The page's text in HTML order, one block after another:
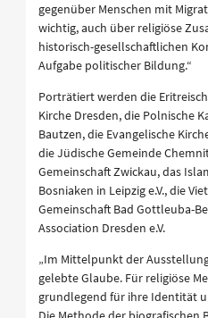
gegenüber Menschen mit
wichtig, auch über religiöse
historisch-gesellschaftlichen
Aufgabe politischer Bildung.“
Porträtiert werden die
Kirche Dresden, die Polnische
Bautzen, die Evangelische
die Jüdische Gemeinde
Gemeinschaft Zwickau, das
Bosniaken in Leipzig e.V., die
Gemeinschaft Bad Gottleuba-
Association Dresden e.V.
„Im Mittelpunkt der
gelebte Glaube. Für religiöse
grundlegend für ihre Identität